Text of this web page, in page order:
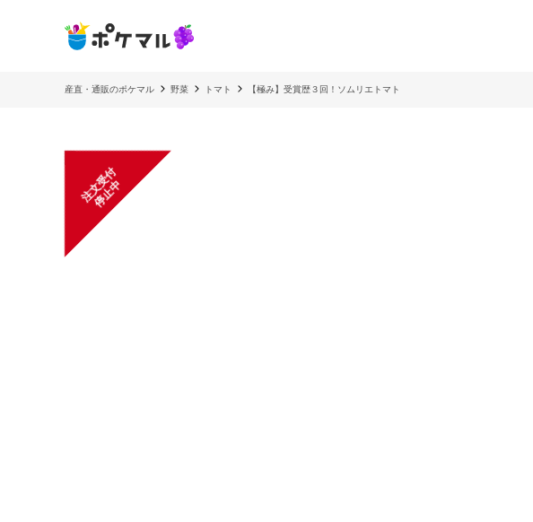
産直・通販のポケマル 野菜 トマト 【極み】受賞歴３回！ソムリエトマト
注
文
受
付
停
止
中